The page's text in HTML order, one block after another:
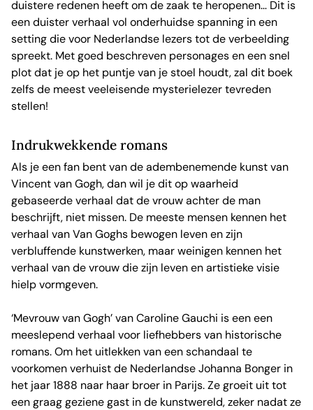
duistere redenen heeft om de zaak te heropenen… Dit is
een duister verhaal vol onderhuidse spanning in een
setting die voor Nederlandse lezers tot de verbeelding
spreekt. Met goed beschreven personages en een snel
plot dat je op het puntje van je stoel houdt, zal dit boek
zelfs de meest veeleisende mysterielezer tevreden
stellen!
Indrukwekkende romans
Als je een fan bent van de adembenemende kunst van
Vincent van Gogh, dan wil je dit op waarheid
gebaseerde verhaal dat de vrouw achter de man
beschrijft, niet missen. De meeste mensen kennen het
verhaal van Van Goghs bewogen leven en zijn
verbluffende kunstwerken, maar weinigen kennen het
verhaal van de vrouw die zijn leven en artistieke visie
hielp vormgeven.
‘Mevrouw van Gogh’ van Caroline Gauchi is een een
meeslepend verhaal voor liefhebbers van historische
romans. Om het uitlekken van een schandaal te
voorkomen verhuist de Nederlandse Johanna Bonger in
het jaar 1888 naar haar broer in Parijs. Ze groeit uit tot
een graag geziene gast in de kunstwereld, zeker nadat ze